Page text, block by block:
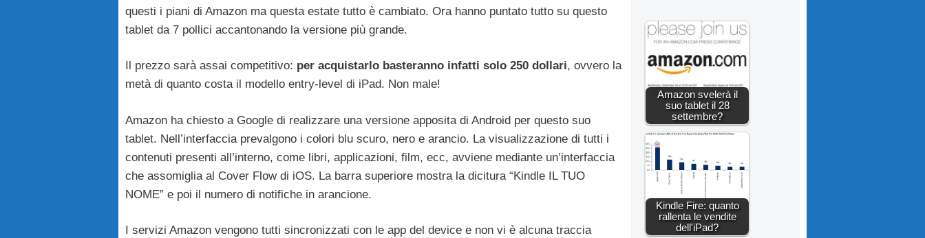
questi i piani di Amazon ma questa estate tutto è cambiato. Ora hanno puntato tutto su questo
tablet da 7 pollici accantonando la versione più grande.
Il prezzo sarà assai competitivo: per acquistarlo basteranno infatti solo 250 dollari, ovvero la
metà di quanto costa il modello entry-level di iPad. Non male!
Amazon ha chiesto a Google di realizzare una versione apposita di Android per questo suo
tablet. Nell’interfaccia prevalgono i colori blu scuro, nero e arancio. La visualizzazione di tutti i
contenuti presenti all’interno, come libri, applicazioni, film, ecc, avviene mediante un’interfaccia
che assomiglia al Cover Flow di iOS. La barra superiore mostra la dicitura “Kindle IL TUO
NOME” e poi il numero di notifiche in arancione.
I servizi Amazon vengono tutti sincronizzati con le app del device e non vi è alcuna traccia
Amazon svelerà il
suo tablet il 28
settembre?
Kindle Fire: quanto
rallenta le vendite
dell'iPad?